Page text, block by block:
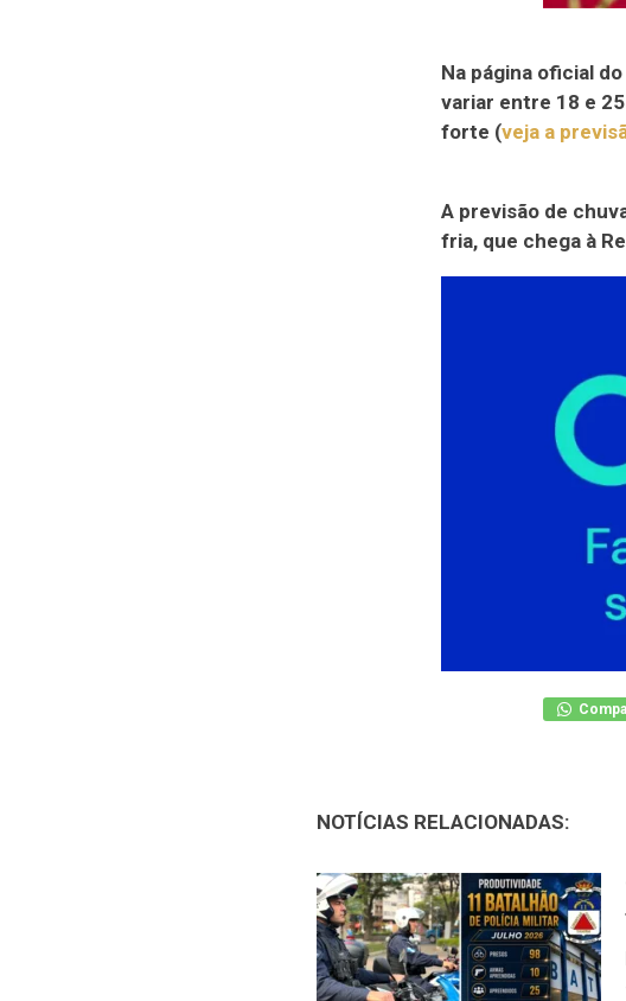
Na página oficial
variar entre 18 e
forte (veja a
A previsão de
fria, que chega à
NOTÍCIAS RELACIONADAS: